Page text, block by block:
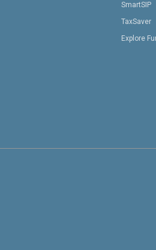
SmartSIP
TaxSaver
Explore